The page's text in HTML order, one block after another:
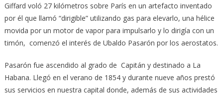
Giffard voló 27 kilómetros sobre París en un artefacto inventado
por él que llamó “dirigible” utilizando gas para elevarlo, una hélice
movida por un motor de vapor para impulsarlo y lo dirigía con un
timón, comenzó el interés de Ubaldo Pasarón por los aerostatos.
Pasarón fue ascendido al grado de Capitán y destinado a La
Habana. Llegó en el verano de 1854 y durante nueve años prestó
sus servicios en nuestra capital donde, además de sus actividades